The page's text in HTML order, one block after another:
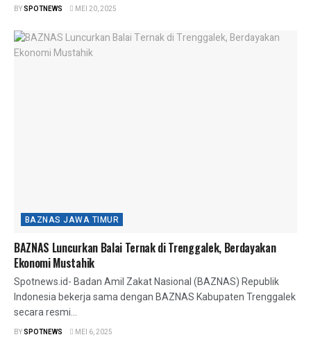
BYSPOTNEWS MEI 20, 2025
BAZNAS JAWA TIMUR
BAZNAS Luncurkan Balai Ternak di Trenggalek, Berdayakan
Ekonomi Mustahik
Spotnews.id- Badan Amil Zakat Nasional (BAZNAS) Republik
Indonesia bekerja sama dengan BAZNAS Kabupaten Trenggalek
secara resmi...
BYSPOTNEWS MEI 6, 2025